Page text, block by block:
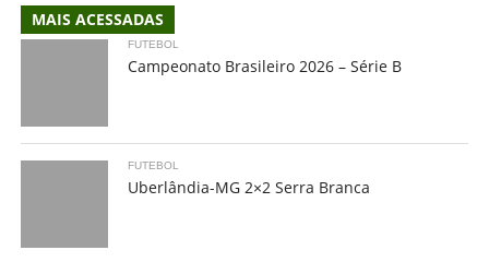
MAIS ACESSADAS
FUTEBOL
Campeonato Brasileiro 2026 – Série B
FUTEBOL
Uberlândia-MG 2×2 Serra Branca